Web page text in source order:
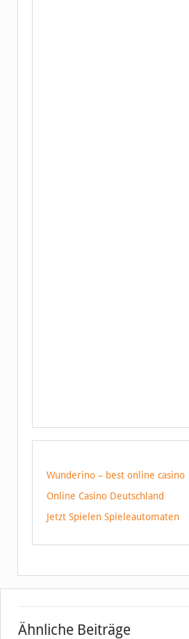
Wunderino – best online casino
Online Casino Deutschland
Jetzt Spielen Spieleautomaten
Ähnliche Beiträge